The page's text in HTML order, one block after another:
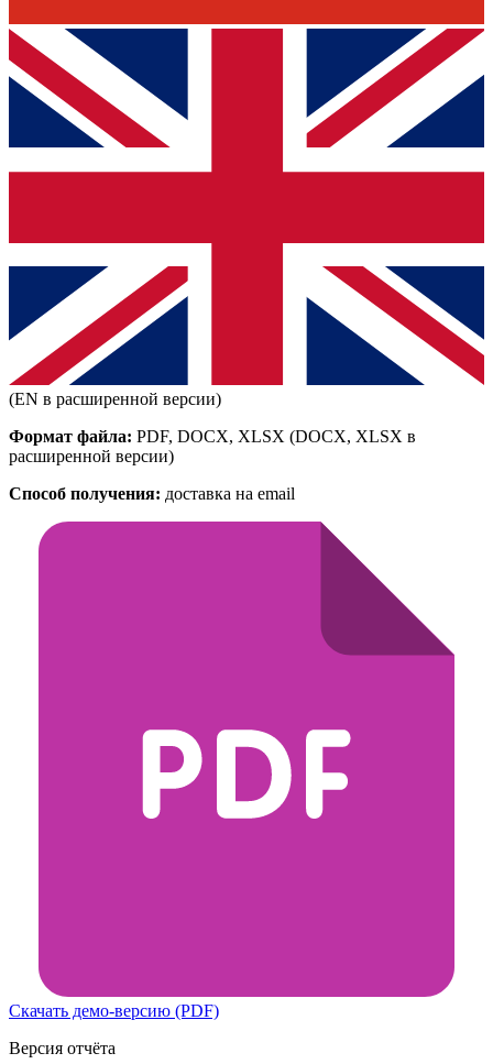
(EN в расширенной версии)
Формат файла: PDF, DOCX, XLSX (DOCX, XLSX в
расширенной версии)
Способ получения: доставка на email
Скачать демо-версию (PDF)
Версия отчёта